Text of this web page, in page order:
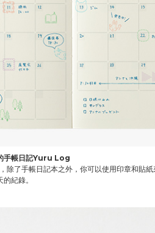
手帳日記Yuru Log
除了手帳日記本之外，你可以使用印章和貼
紀錄。